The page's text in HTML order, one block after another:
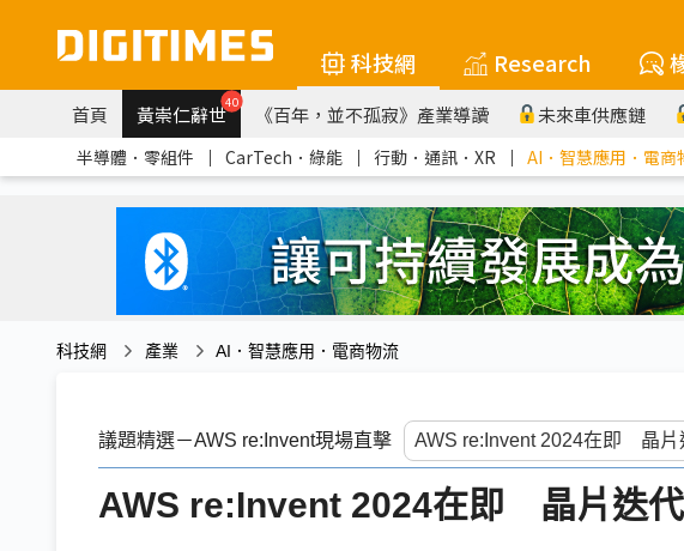
科技網 Research
首頁 黃崇仁辭世40 《百年，並不孤寂》產業導讀 未來車供應鏈
半導體．零組件 ｜ CarTech．綠能 ｜ 行動．通訊．XR ｜ AI．智慧應用．電商
科技網 產業 AI．智慧應用．電商物流
議題精選－AWS re:Invent現場直擊
AWS re:Invent 2024在即 晶片迭